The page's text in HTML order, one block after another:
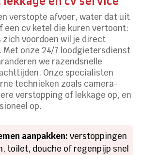
verstopte afvoer, water dat uit
een cv ketel die kuren vertoont:
zich voordoen wil je direct
Met onze 24/7 loodgietersdienst
we razendsnelle
Onze specialisten
technieken zoals camera-
verstopping of lekkage op, en
op.
aanpakken: verstoppingen
toilet, douche of regenpijp snel